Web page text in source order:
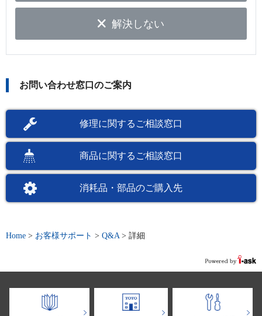
解決しない
お問い合わせ窓口のご案内
修理に関するご相談窓口
商品に関するご相談窓口
消耗品・部品のご購入先
Home > お客様サポート > Q&A > 詳細